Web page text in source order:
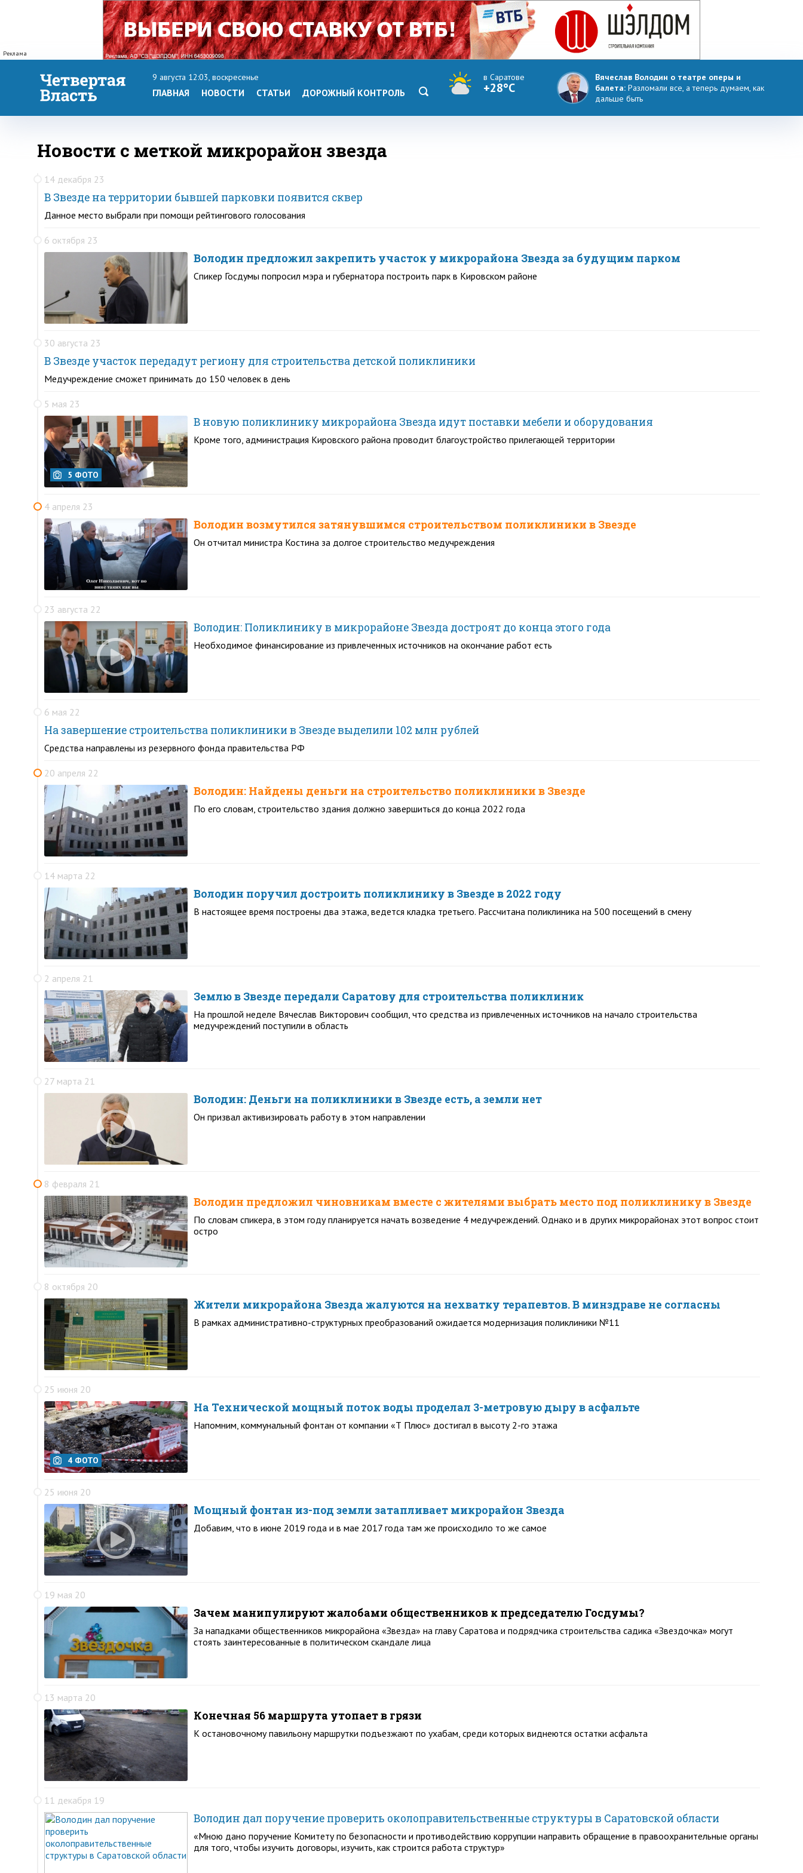
Реклама
9 августа 12:03, воскресенье
ГЛАВНАЯ НОВОСТИ СТАТЬИ ДОРОЖНЫЙ КОНТРОЛЬ
в Саратове
+28°C
Вячеслав Володин о театре оперы и
балета: Разломали все, а теперь думаем, как
дальше быть
Новости с меткой микрорайон звезда
14 декабря 23
В Звезде на территории бывшей парковки появится сквер
Данное место выбрали при помощи рейтингового голосования
6 октября 23
Володин предложил закрепить участок у микрорайона Звезда за будущим парком
Спикер Госдумы попросил мэра и губернатора построить парк в Кировском районе
30 августа 23
В Звезде участок передадут региону для строительства детской поликлиники
Медучреждение сможет принимать до 150 человек в день
5 мая 23
5 ФОТО
В новую поликлинику микрорайона Звезда идут поставки мебели и оборудования
Кроме того, администрация Кировского района проводит благоустройство прилегающей территории
4 апреля 23
Володин возмутился затянувшимся строительством поликлиники в Звезде
Он отчитал министра Костина за долгое строительство медучреждения
23 августа 22
Володин: Поликлинику в микрорайоне Звезда достроят до конца этого года
Необходимое финансирование из привлеченных источников на окончание работ есть
6 мая 22
На завершение строительства поликлиники в Звезде выделили 102 млн рублей
Средства направлены из резервного фонда правительства РФ
20 апреля 22
Володин: Найдены деньги на строительство поликлиники в Звезде
По его словам, строительство здания должно завершиться до конца 2022 года
14 марта 22
Володин поручил достроить поликлинику в Звезде в 2022 году
В настоящее время построены два этажа, ведется кладка третьего. Рассчитана поликлиника на 500 посещений в смену
2 апреля 21
Землю в Звезде передали Саратову для строительства поликлиник
На прошлой неделе Вячеслав Викторович сообщил, что средства из привлеченных источников на начало строительства
медучреждений поступили в область
27 марта 21
Володин: Деньги на поликлиники в Звезде есть, а земли нет
Он призвал активизировать работу в этом направлении
8 февраля 21
Володин предложил чиновникам вместе с жителями выбрать место под поликлинику в Звезде
По словам спикера, в этом году планируется начать возведение 4 медучреждений. Однако и в других микрорайонах этот вопрос стоит
остро
8 октября 20
Жители микрорайона Звезда жалуются на нехватку терапевтов. В минздраве не согласны
В рамках административно-структурных преобразований ожидается модернизация поликлиники №11
25 июня 20
4 ФОТО
На Технической мощный поток воды проделал 3-метровую дыру в асфальте
Напомним, коммунальный фонтан от компании «Т Плюс» достигал в высоту 2-го этажа
25 июня 20
Мощный фонтан из-под земли затапливает микрорайон Звезда
Добавим, что в июне 2019 года и в мае 2017 года там же происходило то же самое
19 мая 20
Зачем манипулируют жалобами общественников к председателю Госдумы?
За нападками общественников микрорайона «Звезда» на главу Саратова и подрядчика строительства садика «Звездочка» могут
стоять заинтересованные в политическом скандале лица
13 марта 20
Конечная 56 маршрута утопает в грязи
К остановочному павильону маршрутки подъезжают по ухабам, среди которых виднеются остатки асфальта
11 декабря 19
Володин дал поручение проверить околоправительственные структуры в Саратовской области
«Мною дано поручение Комитету по безопасности и противодействию коррупции направить обращение в правоохранительные органы
для того, чтобы изучить договоры, изучить, как строится работа структур»